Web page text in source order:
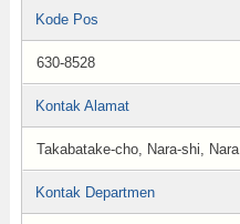
Kode Pos
630-8528
Kontak Alamat
Takabatake-cho, Nara-shi, Nara
Kontak Departmen